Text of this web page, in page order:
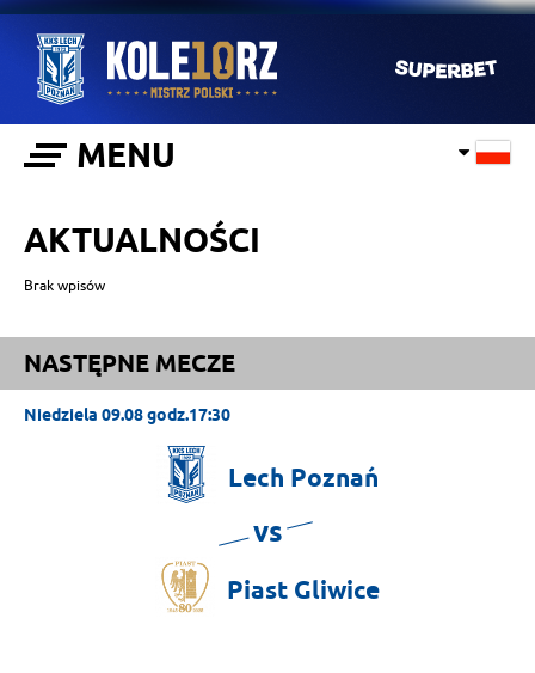
MENU
AKTUALNOŚCI
Brak wpisów
NASTĘPNE MECZE
Niedziela 09.08 godz.17:30
Lech Poznań
vs
Piast Gliwice